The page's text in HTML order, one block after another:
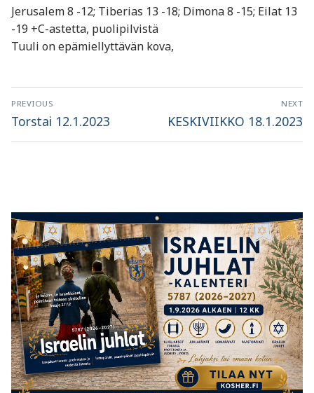
Jerusalem 8 -12; Tiberias 13 -18; Dimona 8 -15; Eilat 13
-19 +C-astetta, puolipilvistä
Tuuli on epämiellyttävän kova,
Artikkelien
selaus
PREVIOUS
Previous
Torstai 12.1.2023
NEXT
Next
KESKIVIIKKO 18.1.2023